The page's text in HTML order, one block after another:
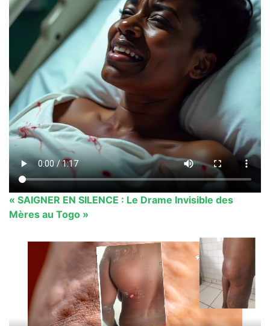
« SAIGNER EN SILENCE : Le Drame Invisible des
Mères au Togo »